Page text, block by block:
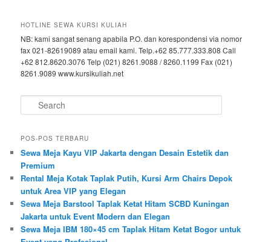
HOTLINE SEWA KURSI KULIAH
NB: kami sangat senang apabila P.O. dan korespondensi via nomor
fax 021-82619089 atau email kami. Telp.+62 85.777.333.808 Call
+62 812.8620.3076 Telp (021) 8261.9088 / 8260.1199 Fax (021)
8261.9089 www.kursikuliah.net
Search
POS-POS TERBARU
Sewa Meja Kayu VIP Jakarta dengan Desain Estetik dan
Premium
Rental Meja Kotak Taplak Putih, Kursi Arm Chairs Depok
untuk Area VIP yang Elegan
Sewa Meja Barstool Taplak Ketat Hitam SCBD Kuningan
Jakarta untuk Event Modern dan Elegan
Sewa Meja IBM 180×45 cm Taplak Hitam Ketat Bogor untuk